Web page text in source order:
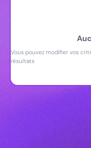
Vous pouvez modifier vos
résultats